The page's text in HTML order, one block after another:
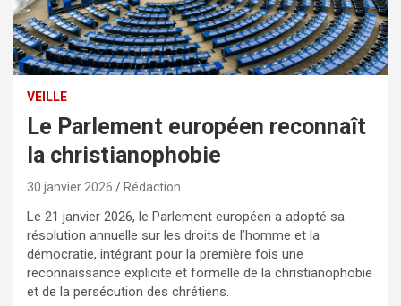
VEILLE
Le Parlement européen reconnaît
la christianophobie
30 janvier 2026 Rédaction
Le 21 janvier 2026, le Parlement européen a adopté sa
résolution annuelle sur les droits de l’homme et la
démocratie, intégrant pour la première fois une
reconnaissance explicite et formelle de la christianophobie
et de la persécution des chrétiens.